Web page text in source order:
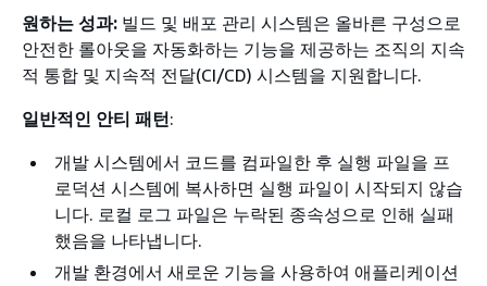
원하는 성과: 빌드 및 배포 관리 시스템은 올바른 구성으로
안전한 롤아웃을 자동화하는 기능을 제공하는 조직의 지속
적 통합 및 지속적 전달(CI/CD) 시스템을 지원합니다.
일반적인 안티 패턴:
개발 시스템에서 코드를 컴파일한 후 실행 파일을 프
로덕션 시스템에 복사하면 실행 파일이 시작되지 않습
니다. 로컬 로그 파일은 누락된 종속성으로 인해 실패
했음을 나타냅니다.
개발 환경에서 새로운 기능을 사용하여 애플리케이션